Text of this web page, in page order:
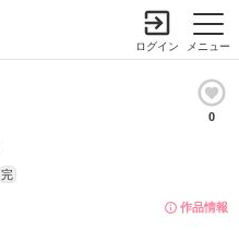
メニュー
ログイン
0
作品情報
完